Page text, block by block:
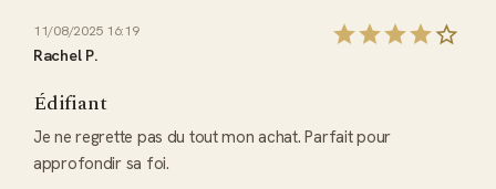
11/08/2025 16:19
Rachel P.
Édifiant
Je ne regrette pas du tout mon achat. Parfait pour
approfondir sa foi.